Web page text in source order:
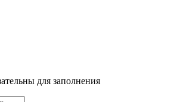
для заполнения